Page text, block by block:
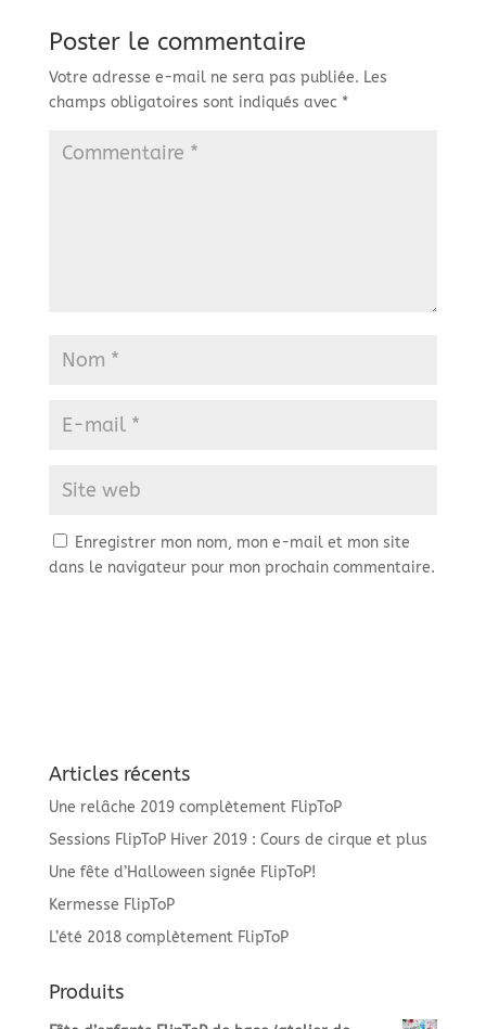
Poster le commentaire
Votre adresse e-mail ne sera pas publiée. Les
champs obligatoires sont indiqués avec *
Enregistrer mon nom, mon e-mail et mon site
dans le navigateur pour mon prochain commentaire.
Articles récents
Une relâche 2019 complètement FlipToP
Sessions FlipToP Hiver 2019 : Cours de cirque et plus
Une fête d’Halloween signée FlipToP!
Kermesse FlipToP
L’été 2018 complètement FlipToP
Produits